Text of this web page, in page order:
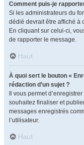
Comment puis-je
Si les administrateurs du
dédié devrait être affiché à
En cliquant sur celui-ci,
de rapporter le message.
Haut
À quoi sert le bouton «
rédaction d’un sujet ?
Il vous permet
souhaitez finaliser et
messages enregistrés
l’utilisateur.
Haut